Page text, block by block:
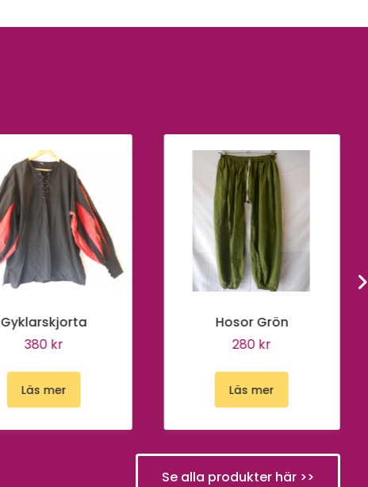
Gyklarskjorta
380 kr
Läs mer
Hosor Grön
280 kr
Läs mer
Se alla produkter här >>